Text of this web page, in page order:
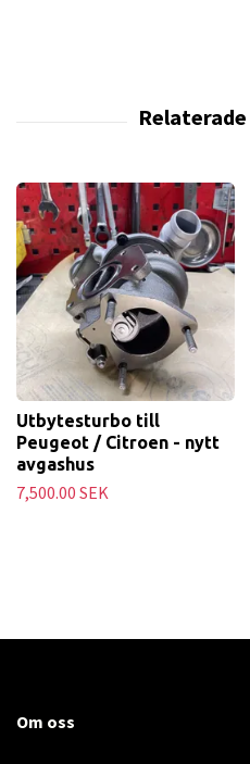
Utbytesturbo till
Peugeot / Citroen - nytt
avgashus
7,500.00 SEK
Om oss